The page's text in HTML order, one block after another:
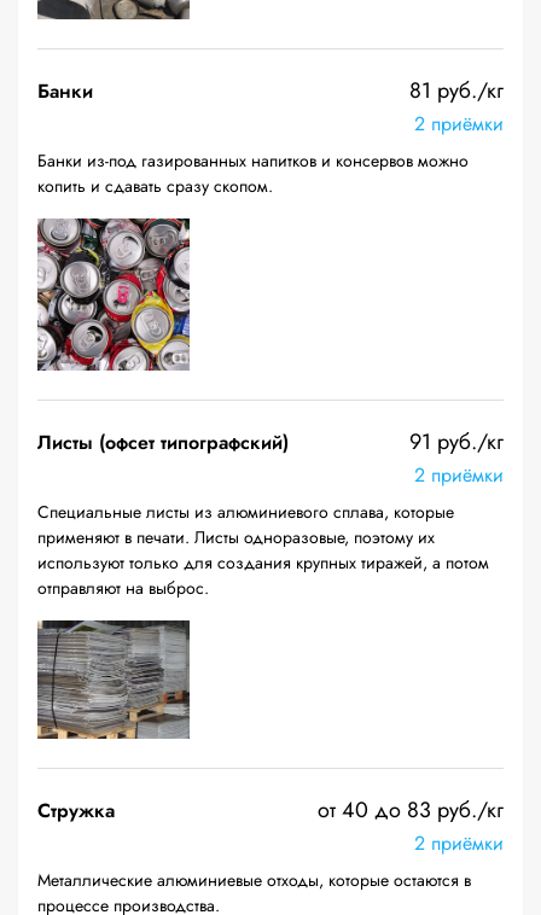
Банки 81 руб./кг
2 приёмки
Банки из-под газированных напитков и консервов можно
копить и сдавать сразу скопом.
Листы (офсет типографский) 91 руб./кг
2 приёмки
Специальные листы из алюминиевого сплава, которые
применяют в печати. Листы одноразовые, поэтому их
используют только для создания крупных тиражей, а потом
отправляют на выброс.
Стружка от 40 до 83 руб./кг
2 приёмки
Металлические алюминиевые отходы, которые остаются в
процессе производства.